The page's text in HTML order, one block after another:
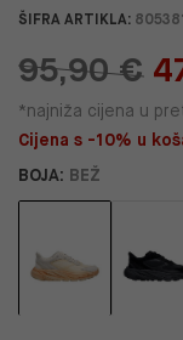
ŠIFRA ARTIKLA:
95,90 €
*najniža cijena u
Cijena s -10% u
BOJA: BEŽ